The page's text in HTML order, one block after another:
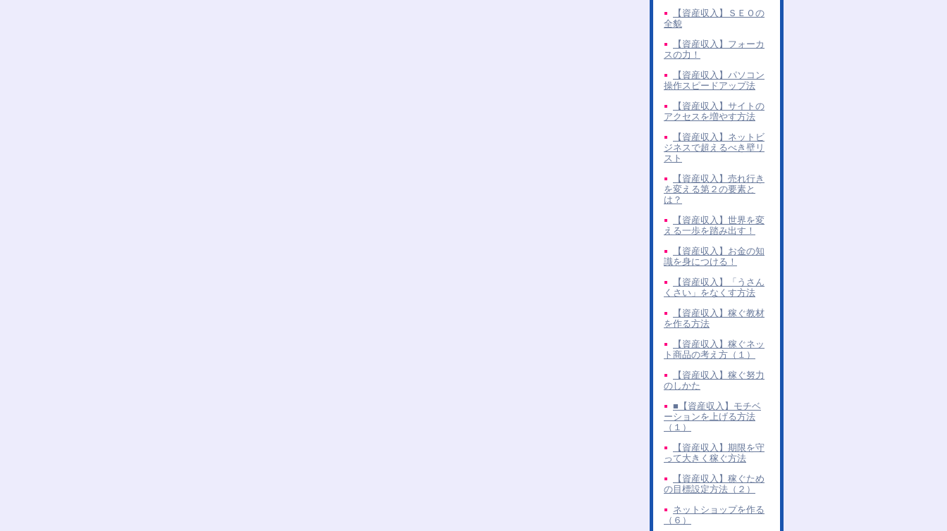
【資産収入】ＳＥＯの
全貌
【資産収入】フォーカ
スの力！
【資産収入】パソコン
操作スピードアップ法
【資産収入】サイトの
アクセスを増やす方法
【資産収入】ネットビ
ジネスで超えるべき壁リ
スト
【資産収入】売れ行き
を変える第２の要素と
は？
【資産収入】世界を変
える一歩を踏み出す！
【資産収入】お金の知
識を身につける！
【資産収入】「うさん
くさい」をなくす方法
【資産収入】稼ぐ教材
を作る方法
【資産収入】稼ぐネッ
ト商品の考え方（１）
【資産収入】稼ぐ努力
のしかた
■【資産収入】モチベ
ーションを上げる方法
（１）
【資産収入】期限を守
って大きく稼ぐ方法
【資産収入】稼ぐため
の目標設定方法（２）
ネットショップを作る
（６）